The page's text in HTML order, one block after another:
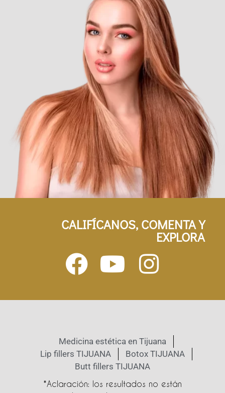
CALIFÍCANOS, COMENTA Y
EXPLORA
Medicina estética en Tijuana
Lip fillers TIJUANA
Botox TIJUANA
Butt fillers TIJUANA
*Aclaración: los resultados no están